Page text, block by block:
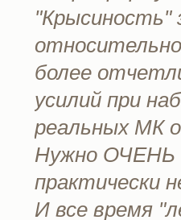
"Крысиность"
более
усилий при
реальных МК
Нужно ОЧЕНЬ
практически
И все время